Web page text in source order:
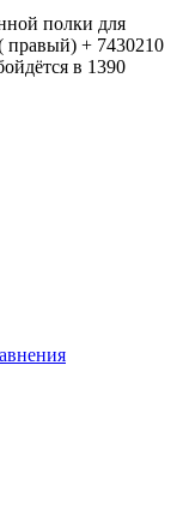
полки для
правый) + 7430210
в 1390